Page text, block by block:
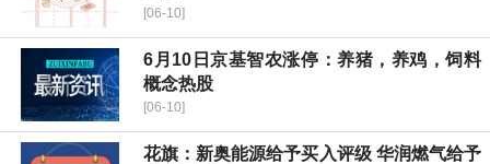
[06-10]
6月10日京基智农涨停：养猪，养鸡，饲料
概念热股
[06-10]
花旗：新奥能源给予买入评级 华润燃气给予